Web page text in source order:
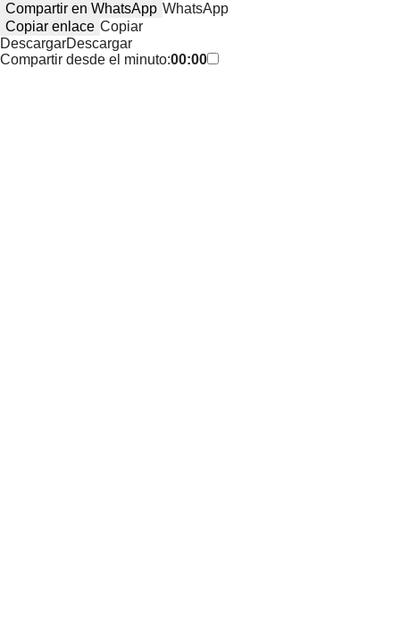
Compartir en WhatsApp WhatsApp
Copiar enlace Copiar
DescargarDescargar
Compartir desde el minuto:00:00